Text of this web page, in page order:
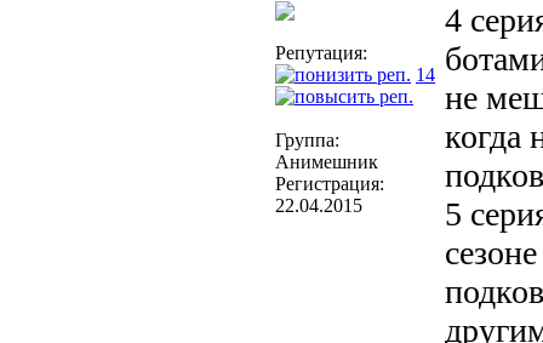
Репутация:
14
Группа:
Анимешник
Регистрация:
22.04.2015
4
не
когда
5